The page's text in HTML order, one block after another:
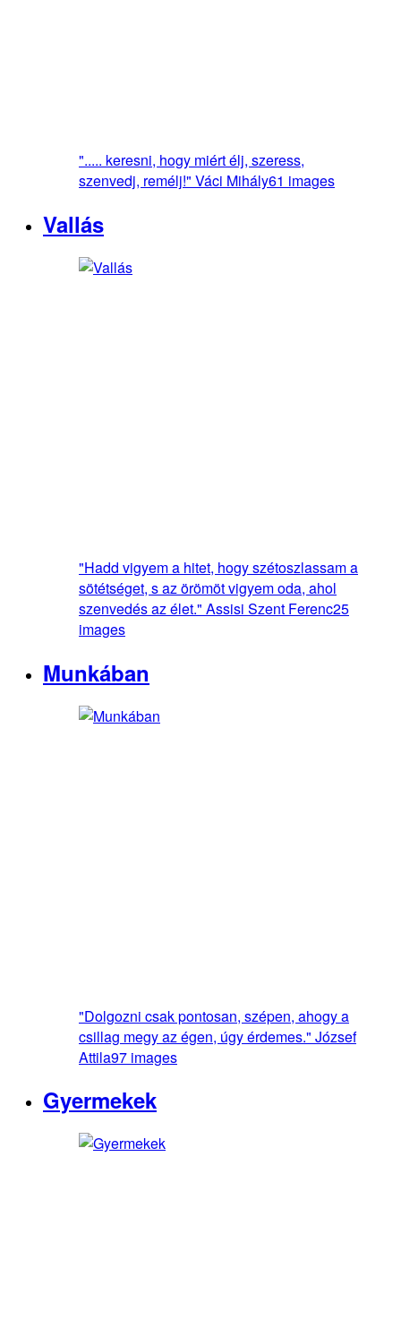
"..... keresni, hogy miért élj, szeress,
szenvedj, remélj!" Váci Mihály61 images
Vallás
"Hadd vigyem a hitet, hogy szétoszlassam a
sötétséget, s az örömöt vigyem oda, ahol
szenvedés az élet." Assisi Szent Ferenc25
images
Munkában
"Dolgozni csak pontosan, szépen, ahogy a
csillag megy az égen, úgy érdemes." József
Attila97 images
Gyermekek